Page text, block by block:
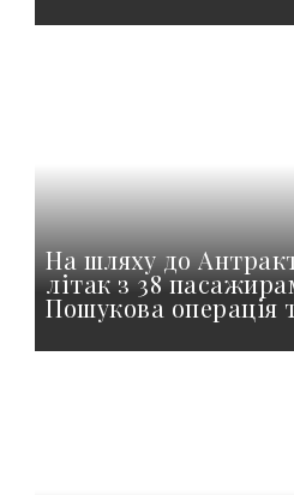
На шляху до
літак з 38
Пошукова операція